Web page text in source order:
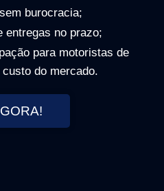
burocracia;
entregas no prazo;
para motoristas de
do mercado.